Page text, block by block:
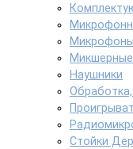
Микрофоны
Наушники
Стойки